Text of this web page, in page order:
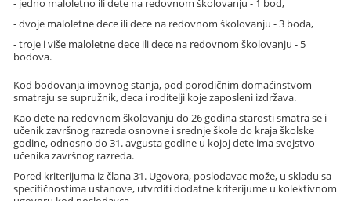
- jedno maloletno ili dete na redovnom školovanju - 1 bod,
- dvoje maloletne dece ili dece na redovnom školovanju - 3 boda,
- troje i više maloletne dece ili dece na redovnom školovanju - 5
bodova.
Kod bodovanja imovnog stanja, pod porodičnim domaćinstvom
smatraju se supružnik, deca i roditelji koje zaposleni izdržava.
Kao dete na redovnom školovanju do 26 godina starosti smatra se i
učenik završnog razreda osnovne i srednje škole do kraja školske
godine, odnosno do 31. avgusta godine u kojoj dete ima svojstvo
učenika završnog razreda.
Pored kriterijuma iz člana 31. Ugovora, poslodavac može, u skladu sa
specifičnostima ustanove, utvrditi dodatne kriterijume u kolektivnom